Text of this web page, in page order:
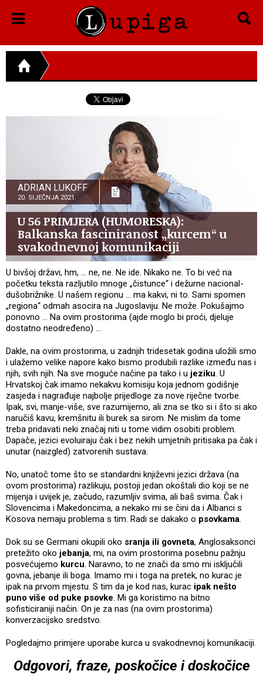
ADRIAN LUKOFF
20. SIJEČNJA 2021.
U 56 PRIMJERA (HUMORESKA):
Balkanska fasciniranost „kurcem“ u
svakodnevnoj komunikaciji
U bivšoj državi, hm, … ne, ne. Ne ide. Nikako ne. To bi već na
početku teksta razljutilo mnoge „čistunce“ i dežurne nacional-
dušobrižnike. U našem regionu … ma kakvi, ni to. Sami spomen
„regiona“ odmah asocira na Jugoslaviju. Ne može. Pokušajmo
ponovno … Na ovim prostorima (ajde moglo bi proći, djeluje
dostatno neodređeno) ...
Dakle, na ovim prostorima, u zadnjih tridesetak godina uložili smo
i ulažemo velike napore kako bismo produbili razlike između nas i
njih, svih njih. Na sve moguće načine pa tako i u jeziku. U
Hrvatskoj čak imamo nekakvu komisiju koja jednom godišnje
zasjeda i nagrađuje najbolje prijedloge za nove riječne tvorbe.
Ipak, svi, manje-više, sve razumijemo, ali zna se tko si i što si ako
naručiš kavu, kremšnitu ili burek sa sirom. Ne mislim da tome
treba pridavati neki značaj niti u tome vidim osobiti problem.
Dapače, jezici evoluiraju čak i bez nekih umjetnih pritisaka pa čak i
unutar (naizgled) zatvorenih sustava.
No, unatoč tome što se standardni književni jezici država (na
ovom prostorima) razlikuju, postoji jedan okoštali dio koji se ne
mijenja i uvijek je, začudo, razumljiv svima, ali baš svima. Čak i
Slovencima i Makedoncima, a nekako mi se čini da i Albanci s
Kosova nemaju problema s tim. Radi se dakako o psovkama.
Dok su se Germani okupili oko sranja ili govneta, Anglosaksonci
pretežito oko jebanja, mi, na ovim prostorima posebnu pažnju
posvećujemo kurcu. Naravno, to ne znači da smo mi isključili
govna, jebanje ili boga. Imamo mi i toga na pretek, no kurac je
ipak na prvom mjestu. S tim da je kod nas, kurac ipak nešto
puno više od puke psovke. Mi ga koristimo na bitno
sofisticiraniji način. On je za nas (na ovim prostorima)
konverzacijsko sredstvo.
Pogledajmo primjere uporabe kurca u svakodnevnoj komunikaciji.
Odgovori, fraze, poskočice i doskočice